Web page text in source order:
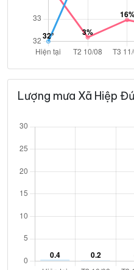
Lượng mưa Xã Hiệp